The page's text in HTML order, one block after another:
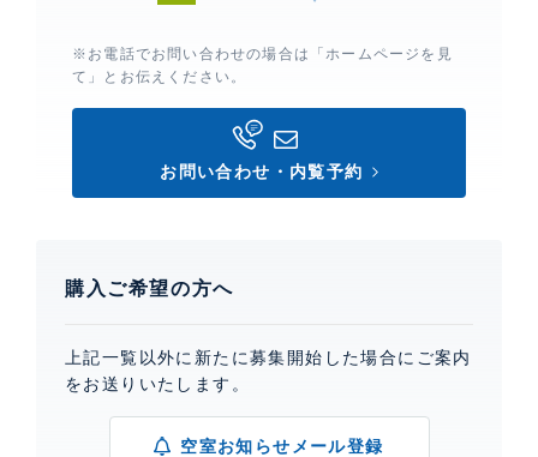
※お電話でお問い合わせの場合は「ホームページを見
て」とお伝えください。
お問い合わせ・内覧予約
購入ご希望の方へ
上記一覧以外に新たに募集開始した場合にご案内
をお送りいたします。
空室お知らせメール登録